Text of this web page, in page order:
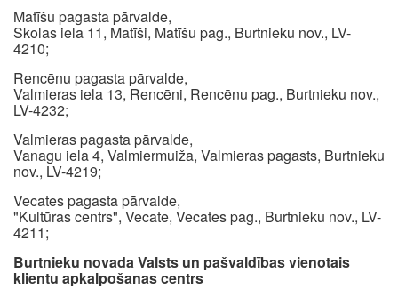
Matīšu pagasta pārvalde,
Skolas iela 11, Matīši, Matīšu pag., Burtnieku nov., LV-
4210;
Rencēnu pagasta pārvalde,
Valmieras iela 13, Rencēni, Rencēnu pag., Burtnieku nov.,
LV-4232;
Valmieras pagasta pārvalde,
Vanagu iela 4, Valmiermuiža, Valmieras pagasts, Burtnieku
nov., LV-4219;
Vecates pagasta pārvalde,
"Kultūras centrs", Vecate, Vecates pag., Burtnieku nov., LV-
4211;
Burtnieku novada Valsts un pašvaldības vienotais
klientu apkalpošanas centrs